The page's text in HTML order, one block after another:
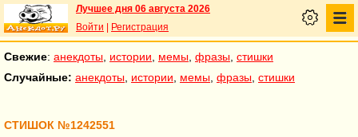
Лучшее дня 06 августа 2026
Войти
Регистрация
Свежие: анекдоты истории мемы фразы стишки
Случайные: анекдоты истории мемы фразы стишки
СТИШОК №1242551